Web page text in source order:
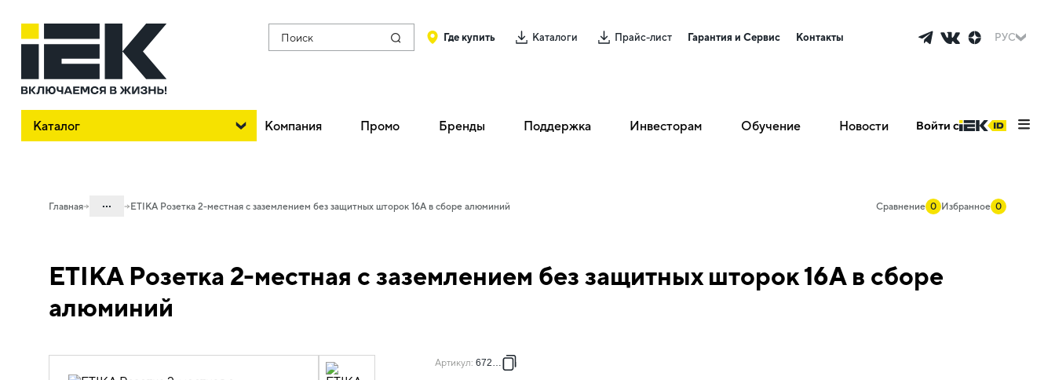
Поиск Где купить Каталоги Прайс-лист Гарантия и Сервис Контакты РУС
Каталог Компания Промо Бренды Поддержка Инвесторам Обучение Новости Войти с
Главная ...
06. Изделия электроустановочные,
удлинители и силовые разъемы
06.01 Электроустановочные изделия
ETIKA Розетка 2-местная с заземлением без защитных шторок 16А в сборе алюминий Сравнение 0 Избранное 0
ETIKA Розетка 2-местная с заземлением без защитных шторок 16А в сборе
алюминий
Артикул: 672423